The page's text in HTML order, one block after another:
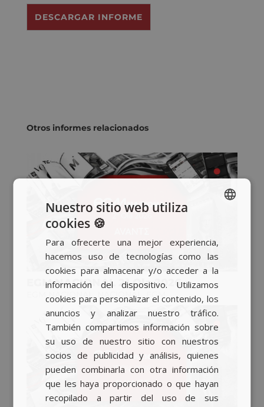
G
D
DESCARGAR INFORME
Otros informes relacionados
EGM NACIONAL 2ª Ola 2026
EGM NACIONAL NACIONAL EGM
BASQUE
ENGLISH
Nuestro sitio web utiliza
cookies 🍪
Para ofrecerte una mejor experiencia,
hacemos uso de tecnologías como las
cookies para almacenar y/o acceder a la
información del dispositivo. Utilizamos
cookies para personalizar el contenido, los
anuncios y analizar nuestro tráfico.
También compartimos información sobre
su uso de nuestro sitio con nuestros
socios de publicidad y análisis, quienes
pueden combinarla con otra información
que les haya proporcionado o que hayan
recopilado a partir del uso de sus